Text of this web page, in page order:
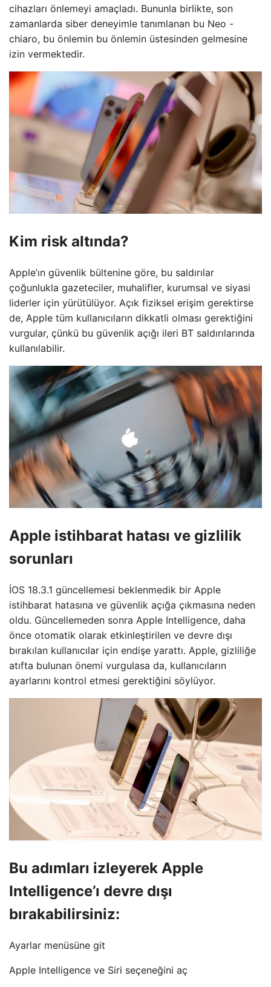
cihazları önlemeyi amaçladı. Bununla birlikte, son
zamanlarda siber deneyimle tanımlanan bu Neo -
chiaro, bu önlemin bu önlemin üstesinden gelmesine
izin vermektedir.
Kim risk altında?
Apple’ın güvenlik bültenine göre, bu saldırılar
çoğunlukla gazeteciler, muhalifler, kurumsal ve siyasi
liderler için yürütülüyor. Açık fiziksel erişim gerektirse
de, Apple tüm kullanıcıların dikkatli olması gerektiğini
vurgular, çünkü bu güvenlik açığı ileri BT saldırılarında
kullanılabilir.
Apple istihbarat hatası ve gizlilik
sorunları
İOS 18.3.1 güncellemesi beklenmedik bir Apple
istihbarat hatasına ve güvenlik açığa çıkmasına neden
oldu. Güncellemeden sonra Apple Intelligence, daha
önce otomatik olarak etkinleştirilen ve devre dışı
bırakılan kullanıcılar için endişe yarattı. Apple, gizliliğe
atıfta bulunan önemi vurgulasa da, kullanıcıların
ayarlarını kontrol etmesi gerektiğini söylüyor.
Bu adımları izleyerek Apple
Intelligence’ı devre dışı
bırakabilirsiniz:
Ayarlar menüsüne git
Apple Intelligence ve Siri seçeneğini aç